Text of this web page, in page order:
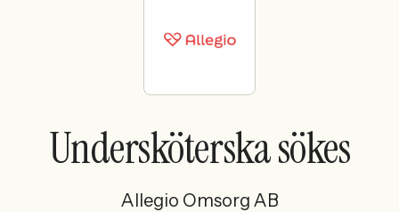
Sök med AI
Ny här? Skapa konto
Undersköterska sökes
Allegio Omsorg AB